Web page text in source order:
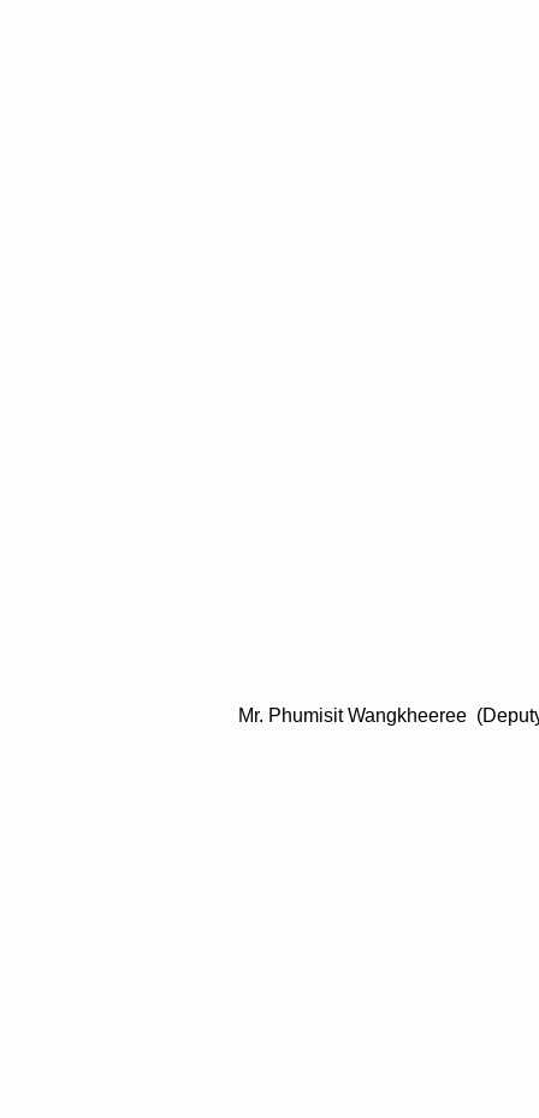
Mr. Phumisit Wangkheeree